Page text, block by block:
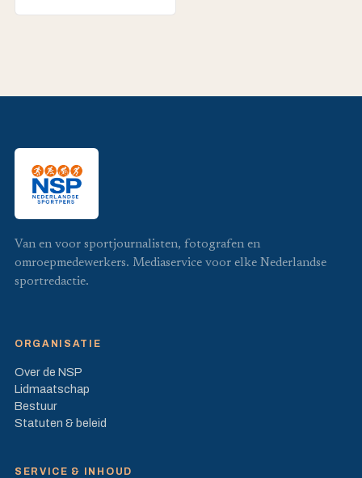
Van en voor sportjournalisten, fotografen en
omroepmedewerkers. Mediaservice voor elke Nederlandse
sportredactie.
ORGANISATIE
Over de NSP
Lidmaatschap
Bestuur
Statuten & beleid
SERVICE & INHOUD